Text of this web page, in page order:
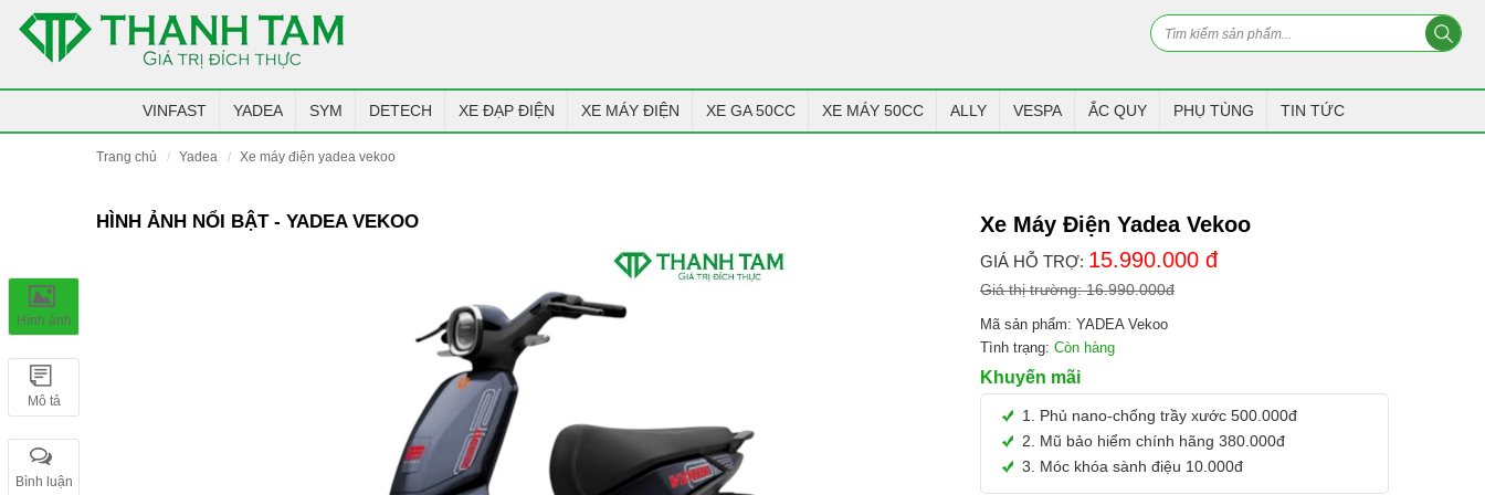
VINFAST YADEA SYM DETECH XE ĐẠP ĐIỆN XE MÁY ĐIỆN XE GA 50CC XE MÁY 50CC ALLY VESPA ẮC QUY PHỤ TÙNG TIN TỨC
Hình ảnh
Mô tả
Bình luận
trang chủ yadea xe máy điện yadea vekoo
HÌNH ẢNH NỔI BẬT - YADEA VEKOO Xe Máy Điện Yadea Vekoo
GIÁ HỖ TRỢ: 15.990.000 đ
Giá thị trường:16.990.000đ
Mã sản phẩm: YADEA Vekoo
Tình trạng: Còn hàng
Khuyến mãi
1. Phủ nano-chống trầy xước 500.000đ
2. Mũ bảo hiểm chính hãng 380.000đ
3. Móc khóa sành điệu 10.000đ